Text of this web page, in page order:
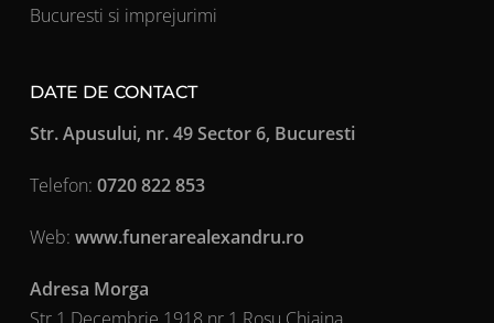
Bucuresti si imprejurimi
DATE DE CONTACT
Str. Apusului, nr. 49 Sector 6, Bucuresti
Telefon: 0720 822 853
Web: www.funerarealexandru.ro
Adresa Morga